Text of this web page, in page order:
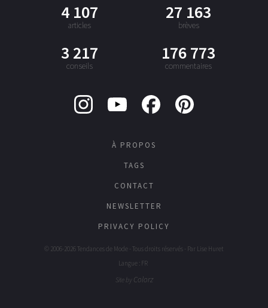
4 107
articles
27 163
brèves
3 217
conseils
176 773
commentaires
À PROPOS
TAGS
CONTACT
NEWSLETTER
PRIVACY POLICY
© 2006-2026 Tendances de Mode - Tous droits réservés - Par Lise Huret
Langue : FR
Site by Colorz